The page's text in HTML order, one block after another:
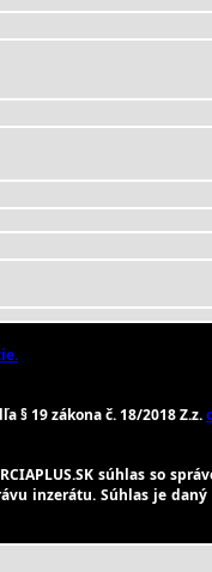
§ 19 zákona č. 18/2018 Z.z.
súhlas so
inzerátu. Súhlas je